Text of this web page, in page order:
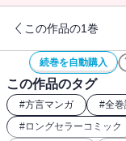
この作品の1巻
続巻を自動購入
この作品のタグ
#方言マンガ #全
#ロングセラーコミック